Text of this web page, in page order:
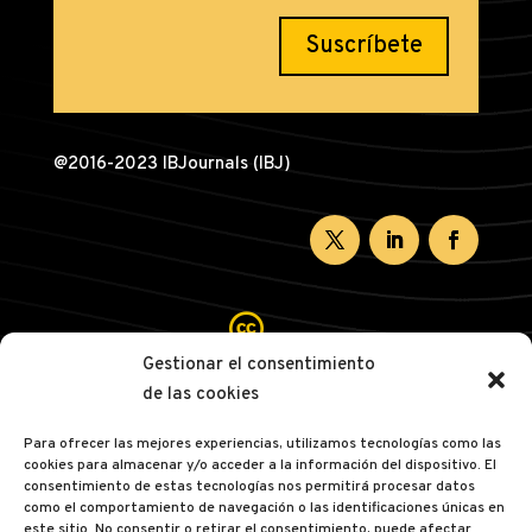
Gestionar el consentimiento
de las cookies
Para ofrecer las mejores experiencias, utilizamos tecnologías como las
cookies para almacenar y/o acceder a la información del dispositivo. El
consentimiento de estas tecnologías nos permitirá procesar datos
como el comportamiento de navegación o las identificaciones únicas en
Suscríbete
@2016-2023 IBJournals (IBJ)


